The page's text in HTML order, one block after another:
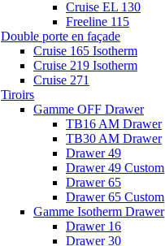
Cruise EL 130
Freeline 115
Double porte en façade
Cruise 165 Isotherm
Cruise 219 Isotherm
Cruise 271
Tiroirs
Gamme OFF Drawer
TB16 AM Drawer
TB30 AM Drawer
Drawer 49
Drawer 49 Custom
Drawer 65
Drawer 65 Custom
Gamme Isotherm Drawer
Drawer 16
Drawer 30